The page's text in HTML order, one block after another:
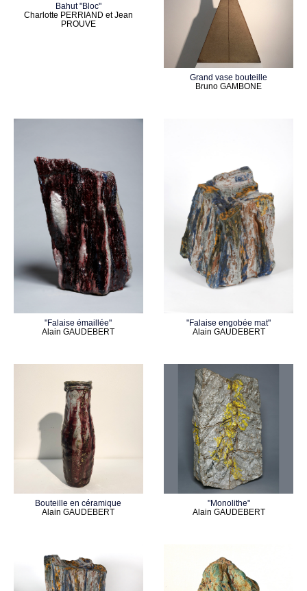
Bahut "Bloc"
Charlotte PERRIAND et Jean
PROUVE
Grand vase bouteille
Bruno GAMBONE
"Falaise émaillée"
Alain GAUDEBERT
"Falaise engobée mat"
Alain GAUDEBERT
Bouteille en céramique
Alain GAUDEBERT
"Monolithe"
Alain GAUDEBERT